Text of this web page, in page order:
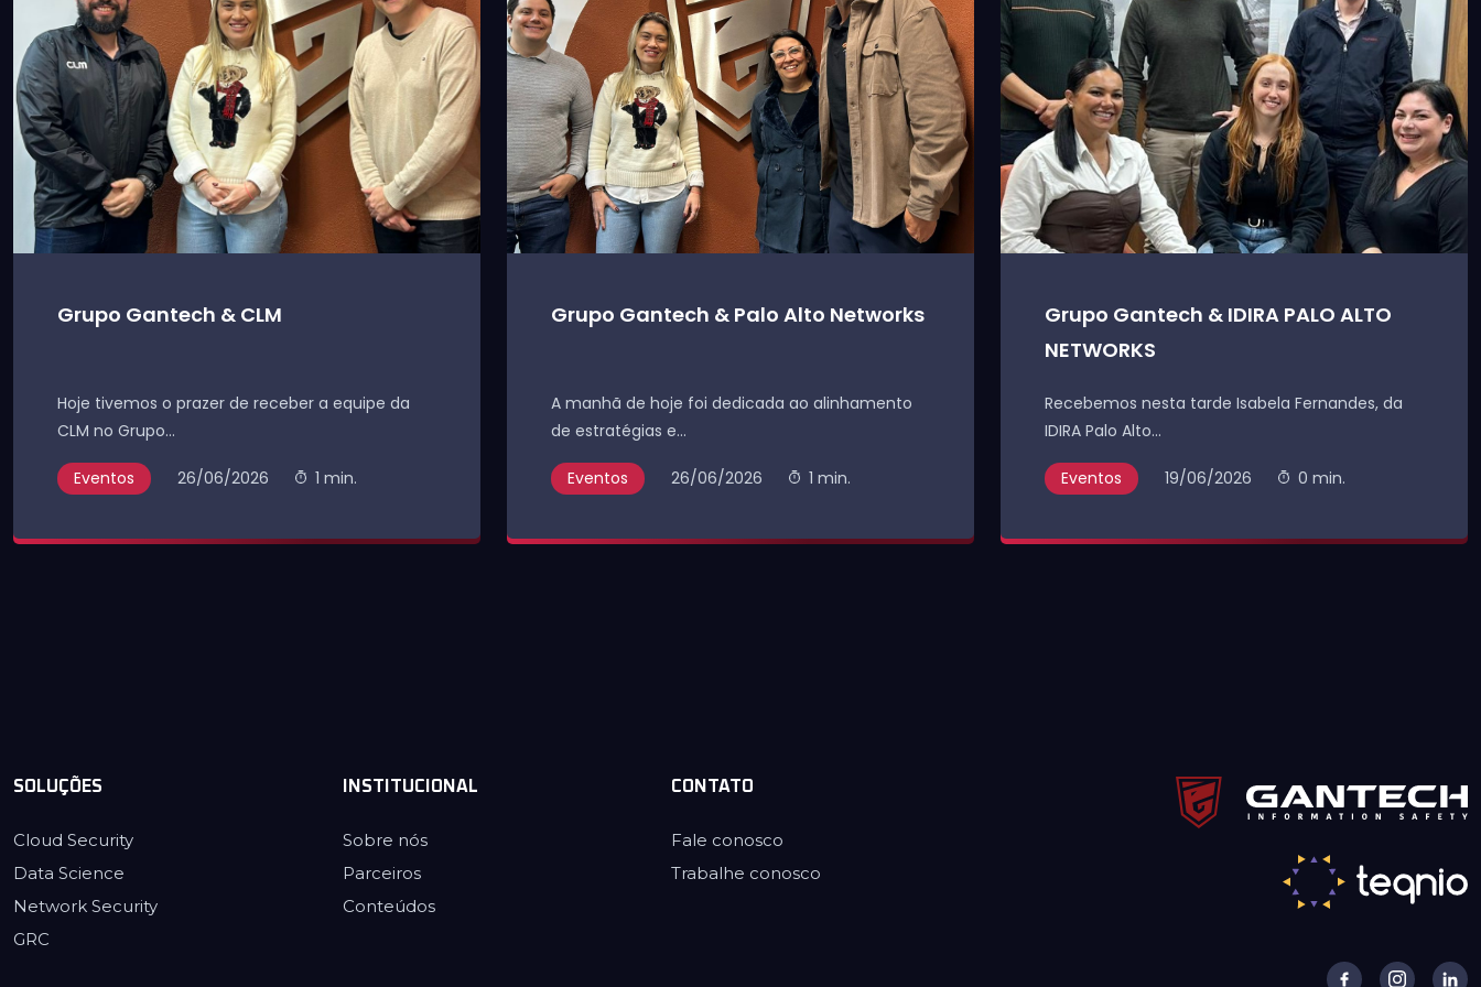
Grupo Gantech & CLM
Hoje tivemos o prazer de receber a equipe da
CLM no Grupo...
Eventos 26/06/2026 1 min.
Grupo Gantech & Palo Alto Networks
A manhã de hoje foi dedicada ao alinhamento
de estratégias e...
Eventos 26/06/2026 1 min.
Grupo Gantech & IDIRA PALO ALTO
NETWORKS
Recebemos nesta tarde Isabela Fernandes, da
IDIRA Palo Alto...
Eventos 19/06/2026 0 min.
SOLUÇÕES
Cloud Security
Data Science
Network Security
GRC
INSTITUCIONAL
Sobre nós
Parceiros
Conteúdos
CONTATO
Fale conosco
Trabalhe conosco